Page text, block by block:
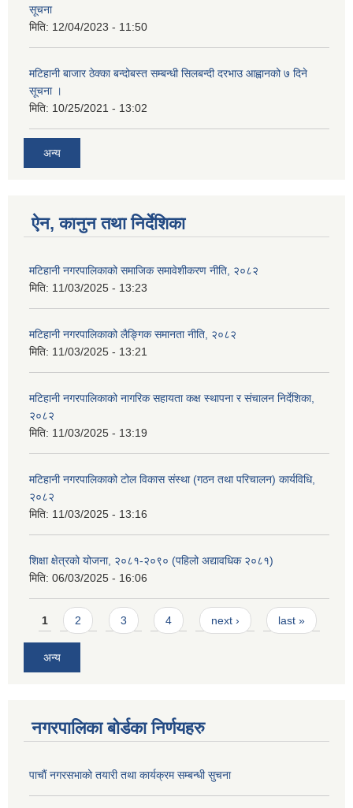
सूचना
मिति: 12/04/2023 - 11:50
मटिहानी बाजार ठेक्का बन्दोबस्त सम्बन्धी सिलबन्दी दरभाउ आह्वानको ७ दिने
सूचना ।
मिति: 10/25/2021 - 13:02
अन्य
ऐन, कानुन तथा निर्देशिका
मटिहानी नगरपालिकाको समाजिक समावेशीकरण नीति, २०८२
मिति: 11/03/2025 - 13:23
मटिहानी नगरपालिकाको लैङ्गिक समानता नीति, २०८२
मिति: 11/03/2025 - 13:21
मटिहानी नगरपालिकाको नागरिक सहायता कक्ष स्थापना र संचालन निर्देशिका,
२०८२
मिति: 11/03/2025 - 13:19
मटिहानी नगरपालिकाको टोल विकास संस्था (गठन तथा परिचालन) कार्यविधि,
२०८२
मिति: 11/03/2025 - 13:16
शिक्षा क्षेत्रको योजना, २०८१-२०९० ‌‍(पहिलो अद्यावधिक २०८१)
मिति: 06/03/2025 - 16:06
Pages
1 2 3 4 next › last »
अन्य
नगरपालिका बोर्डका निर्णयहरु
पाचाैं नगरसभाको तयारी तथा कार्यक्रम सम्बन्धी सुचना